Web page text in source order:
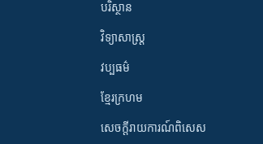
បរិស្ថាន
វិទ្យាសាស្រ្ត
វប្បធម៌
ខ្មែរក្រហម
សេចក្តីរាយការណ៍ពិសេស